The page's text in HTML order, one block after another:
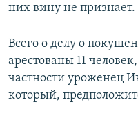
них вину не признает.
Всего о делу о
арестованы 11
частности уроженец
который,